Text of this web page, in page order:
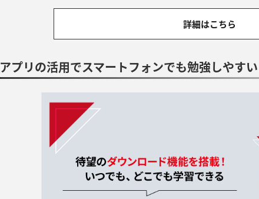
詳細はこちら
アプリの活用でスマートフォンでも勉強しやすい